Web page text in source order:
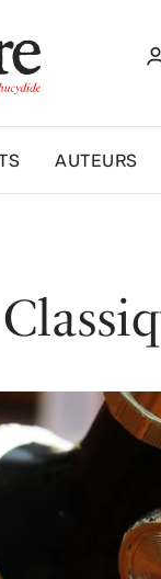
AUTEURS